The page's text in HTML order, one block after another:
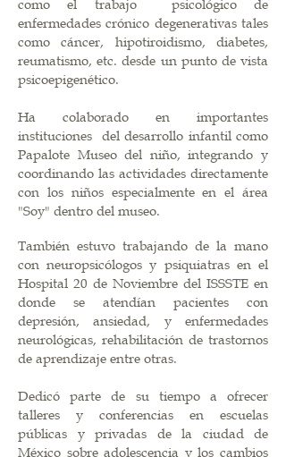
como el trabajo psicológico de
enfermedades crónico degenerativas tales
como cáncer, hipotiroidismo, diabetes,
reumatismo, etc. desde un punto de vista
psicoepigenético.
Ha colaborado en importantes
instituciones del desarrollo infantil como
Papalote Museo del niño, integrando y
coordinando las actividades directamente
con los niños especialmente en el área
"Soy" dentro del museo.
También estuvo trabajando de la mano
con neuropsicólogos y psiquiatras en el
Hospital 20 de Noviembre del ISSSTE en
donde se atendían pacientes con
depresión, ansiedad, y enfermedades
neurológicas, rehabilitación de trastornos
de aprendizaje entre otras.
Dedicó parte de su tiempo a ofrecer
talleres y conferencias en escuelas
públicas y privadas de la ciudad de
México sobre adolescencia y los cambios